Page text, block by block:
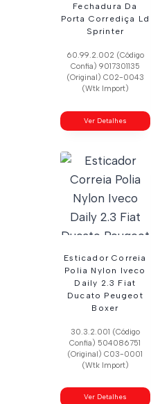
Fechadura Da
Porta Corrediça Ld
Sprinter
60.99.2.002 (Código
Confia) 9017301135
(Original) C02-0043
(Wtk Import)
Ver Detalhes
Esticador Correia
Polia Nylon Iveco
Daily 2.3 Fiat
Ducato Peugeot
Boxer
30.3.2.001 (Código
Confia) 504086751
(Original) C03-0001
(Wtk Import)
Ver Detalhes